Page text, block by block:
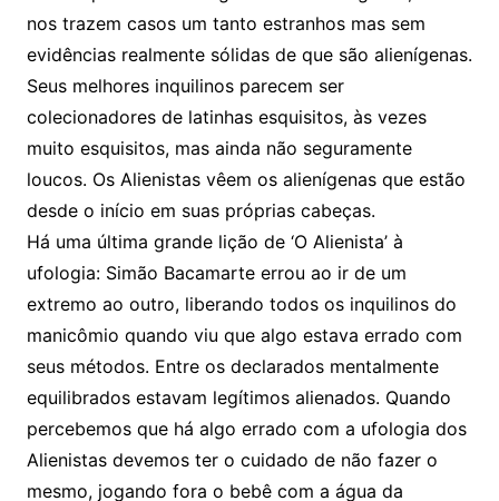
nos trazem casos um tanto estranhos mas sem
evidências realmente sólidas de que são alienígenas.
Seus melhores inquilinos parecem ser
colecionadores de latinhas esquisitos, às vezes
muito esquisitos, mas ainda não seguramente
loucos. Os Alienistas vêem os alienígenas que estão
desde o início em suas próprias cabeças.
Há uma última grande lição de ‘O Alienista’ à
ufologia: Simão Bacamarte errou ao ir de um
extremo ao outro, liberando todos os inquilinos do
manicômio quando viu que algo estava errado com
seus métodos. Entre os declarados mentalmente
equilibrados estavam legítimos alienados. Quando
percebemos que há algo errado com a ufologia dos
Alienistas devemos ter o cuidado de não fazer o
mesmo, jogando fora o bebê com a água da